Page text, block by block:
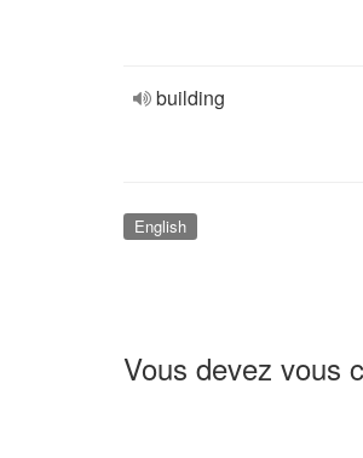
building
English
Vous devez vous